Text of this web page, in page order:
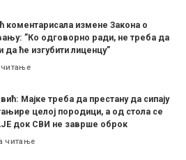
коментарисала измене Закона о
”Ко одговорно ради, не треба да
да ће изгубити лиценцу”
Мајке треба да престану да сипају
целој породици, а од стола се
док СВИ не заврше оброк
читање